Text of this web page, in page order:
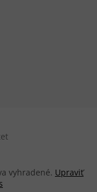
vyhradené. Upraviť